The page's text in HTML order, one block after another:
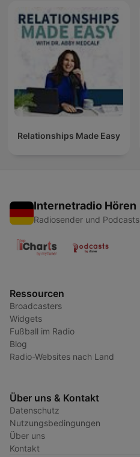
Relationships Made Easy
Internetradio Hören
Radiosender und Podcasts
Ressourcen
Broadcasters
Widgets
Fußball im Radio
Blog
Radio-Websites nach Land
Über uns & Kontakt
Datenschutz
Nutzungsbedingungen
Über uns
Kontakt